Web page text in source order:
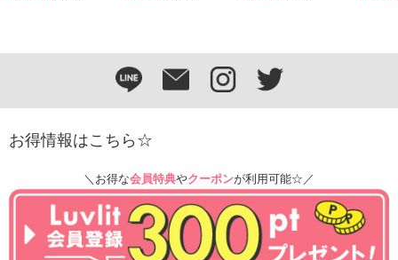
お得情報はこちら☆
＼お得な会員特典やクーポンが利用可能☆／